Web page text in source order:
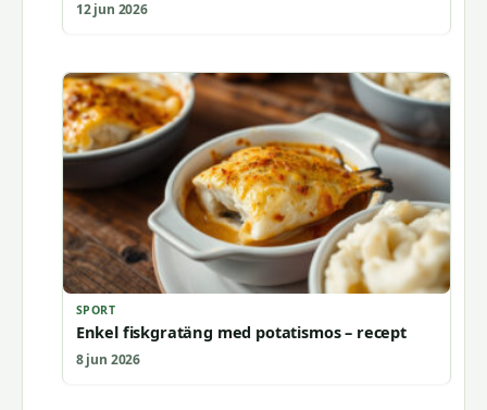
12 jun 2026
SPORT
Enkel fiskgratäng med potatismos – recept
8 jun 2026